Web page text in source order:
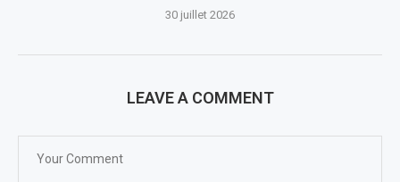
30 juillet 2026
LEAVE A COMMENT